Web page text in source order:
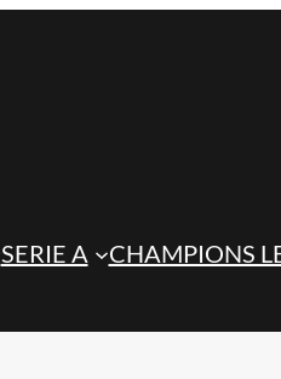
SERIE A CHAMPIONS